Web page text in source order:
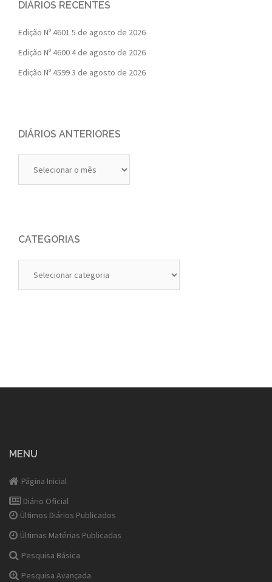
DIÁRIOS RECENTES
Edição Nº 4601 5 de agosto de 2026
Edição Nº 4600 4 de agosto de 2026
Edição Nº 45993 de agosto de 2026
DIÁRIOS ANTERIORES
Anteriores
CATEGORIAS
MENU
Página Inicial
Diário Oficial
Últimos Diários Publicados
Últimas Matérias Publicadas
Pesquisa Básica
Pesquisa Avançada